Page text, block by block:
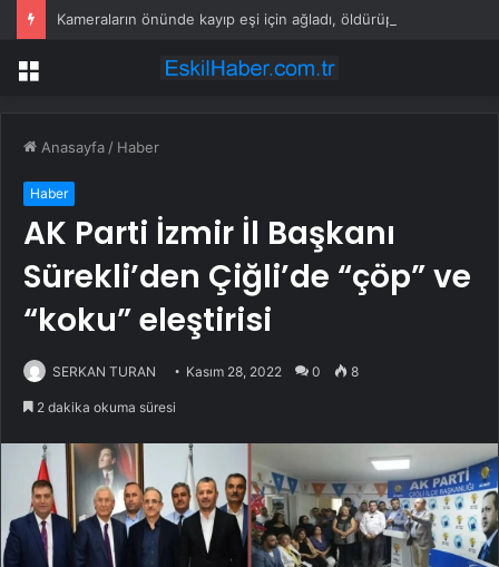
Menü
Anasayfa / Haber
Haber
AK Parti İzmir İl Başkanı
Sürekli’den Çiğli’de “çöp” ve
“koku” eleştirisi
SERKAN TURAN Kasım 28, 2022 0 8
2 dakika okuma süresi